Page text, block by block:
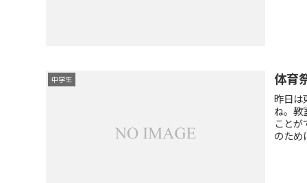
中学生 体育
昨日は
ね。教
こと
のため